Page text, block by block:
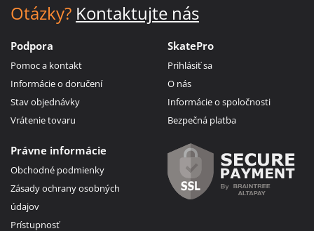
Otázky? Kontaktujte nás
Podpora
Pomoc a kontakt
Informácie o doručení
Stav objednávky
Vrátenie tovaru
SkatePro
Prihlásiť sa
O nás
Informácie o spoločnosti
Bezpečná platba
Právne informácie
Obchodné podmienky
Zásady ochrany osobných
údajov
Prístupnosť